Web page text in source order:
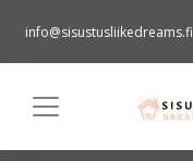
info@sisustusliikedreams.fi